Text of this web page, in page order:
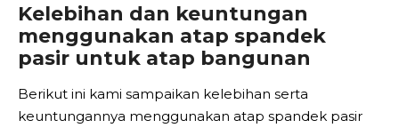
Kelebihan dan keuntungan
menggunakan atap spandek
pasir untuk atap bangunan
Berikut ini kami sampaikan kelebihan serta
keuntungannya menggunakan atap spandek pasir